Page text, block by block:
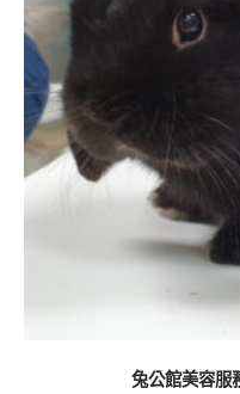
兔公館美容服